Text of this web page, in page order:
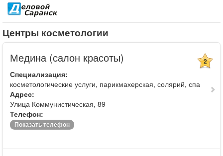
Центры косметологии
Медина (салон красоты) 2
Специализация:
косметологические услуги, парикмахерская, солярий, спа
Адрес:
Улица Коммунистическая, 89
Телефон:
Показать телефон